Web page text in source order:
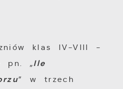
klas IV-VIII -
pn. „Ile
” w trzech